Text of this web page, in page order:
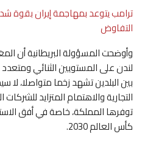
ترامب يتوعد بمهاجمة إيران بقوة
التفاوض
وأوضحت المسؤولة البريطانية أن
لندن على المستويين الثنائي
بين البلدين تشهد زخما متواصلا،
التجارية والاهتمام المتزايد للشركات
توفرها المملكة، خاصة في أفق
كأس العالم 2030.